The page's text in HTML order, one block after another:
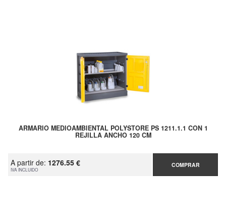
ARMARIO MEDIOAMBIENTAL POLYSTORE PS 1211.1.1 CON 1
REJILLA ANCHO 120 CM
A partir de: 1276.55 €
IVA INCLUIDO
COMPRAR